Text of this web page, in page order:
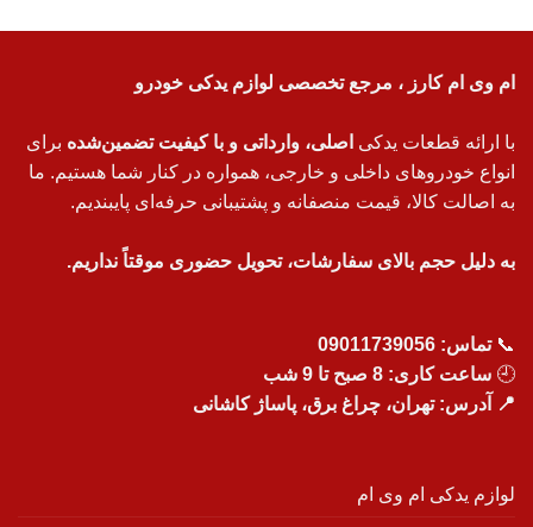
ام وی ام کارز ، مرجع تخصصی لوازم یدکی خودرو
با ارائه قطعات یدکی اصلی، وارداتی و با کیفیت تضمین‌شده برای
انواع خودروهای داخلی و خارجی، همواره در کنار شما هستیم. ما
به اصالت کالا، قیمت منصفانه و پشتیبانی حرفه‌ای پایبندیم.
به دلیل حجم بالای سفارشات، تحویل حضوری موقتاً نداریم.
📞تماس: 09011739056
🕘 ساعت کاری: 8 صبح تا 9 شب
📍 آدرس: تهران، چراغ برق، پاساژ کاشانی
لوازم یدکی ام وی ام